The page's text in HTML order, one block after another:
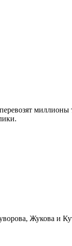
Жукова и